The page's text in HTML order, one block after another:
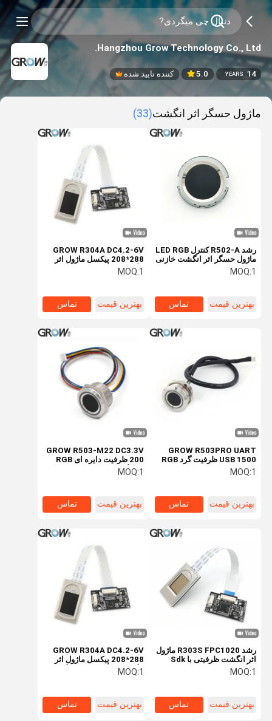
Hangzhou Grow Technology Co., Ltd.
14
YEARS
5.0 کننده تایید شده
ماژول حسگر اثر انگشت(33)
GROW R304A DC4.2-6V
208*288 پیکسل ماژول اثر
انگشت اسکنر خوان رایگان
MOQ:1
بهترین قیمت تماس
رشد R502-A کنترل LED RGB
ماژول حسگر اثر انگشت خازنی
دایره ای کوچک و نازک
DC3.3V SH1.0-6pin
MOQ:1
بهترین قیمت تماس
GROW R503-M22 DC3.3V
200 ظرفیت دایره ای RGB
ماژول اثر انگشت ظرفیت
MOQ:1
بهترین قیمت تماس
GROW R503PRO UART
USB 1500 ظرفیت گرد RGB
ماژول اثر انگشت ظرفیت
MOQ:1
بهترین قیمت تماس
GROW R304A DC4.2-6V
208*288 پیکسل ماژول اثر
انگشت اسکنر خوان رایگان
MOQ:1
بهترین قیمت تماس
رشد R303S FPC1020 ماژول
اثر انگشت ظرفیتی با Sdk
رایگان
MOQ:1
بهترین قیمت تماس